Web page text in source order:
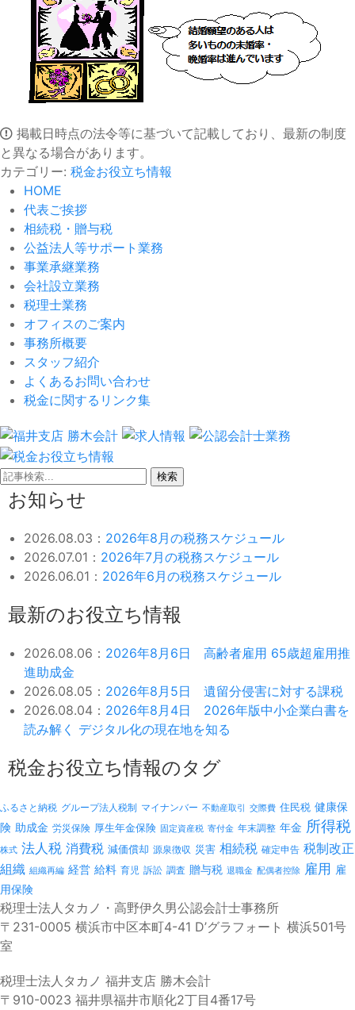
掲載日時点の法令等に基づいて記載しており、最新の制度
と異なる場合があります。
カテゴリー: 税金お役立ち情報
HOME
代表ご挨拶
相続税・贈与税
公益法人等サポート業務
事業承継業務
会社設立業務
税理士業務
オフィスのご案内
事務所概要
スタッフ紹介
よくあるお問い合わせ
税金に関するリンク集
検索
お知らせ
2026.08.03： 2026年8月の税務スケジュール
2026.07.01： 2026年7月の税務スケジュール
2026.06.01： 2026年6月の税務スケジュール
最新のお役立ち情報
2026.08.06： 2026年8月6日 高齢者雇用 65歳超雇用推
進助成金
2026.08.05： 2026年8月5日 遺留分侵害に対する課税
2026.08.04： 2026年8月4日 2026年版中小企業白書を
読み解く デジタル化の現在地を知る
税金お役立ち情報のタグ
ふるさと納税 グループ法人税制 マイナンバー 不動産取引 交際費 住民税 健康保
険 助成金 労災保険 厚生年金保険 固定資産税 寄付金 年末調整 年金 所得税
株式 法人税 消費税 減価償却 源泉徴収 災害 相続税 確定申告 税制改正
組織 組織再編 経営 給料 育児 訴訟 調査 贈与税 退職金 配偶者控除 雇用 雇
用保険
税理士法人タカノ・高野伊久男公認会計士事務所
〒231-0005 横浜市中区本町4-41 D’グラフォート 横浜501号
室
税理士法人タカノ 福井支店 勝木会計
〒910-0023 福井県福井市順化2丁目4番17号